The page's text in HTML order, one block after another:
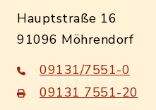
Hauptstraße 16
91096 Möhrendorf
09131/7551-0
09131 7551-20